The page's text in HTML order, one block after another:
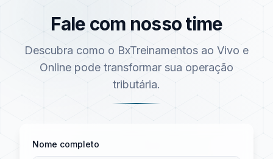
Fale com nosso time
Descubra como o BxTreinamentos ao Vivo e
Online pode transformar sua operação
tributária.
Nome completo